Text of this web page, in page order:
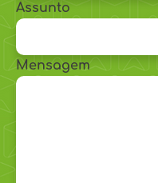
Assunto
Mensagem